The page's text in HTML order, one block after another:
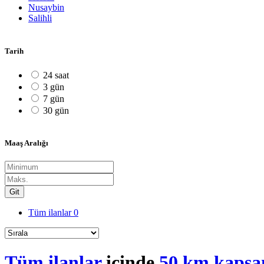
Nusaybin
Salihli
Tarih
24 saat
3 gün
7 gün
30 gün
Maaş Aralığı
Git
Tüm ilanlar0